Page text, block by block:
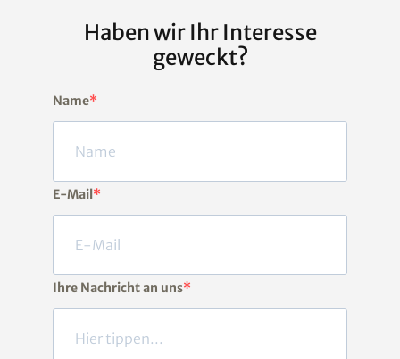
Haben wir Ihr Interesse
geweckt?
Name
E-Mail
Ihre Nachricht an uns